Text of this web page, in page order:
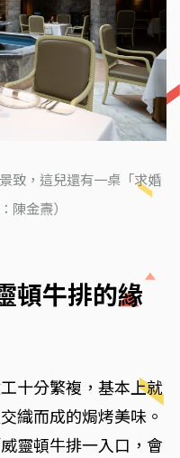
致，這兒還有一桌「求婚
陳金燾）
頓牛排的緣
十分繁複，基本上就
織而成的焗烤美味。
靈頓牛排一入口，會